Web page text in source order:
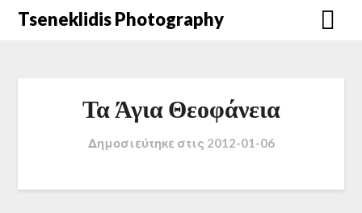
Μετάβαση
Tseneklidis Photography
Τα Άγια Θεοφάνεια
Δημοσιεύτηκε στις 2012-01-06